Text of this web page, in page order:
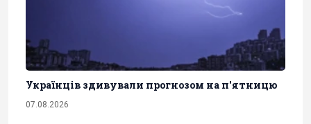
Українців здивували прогнозом на п'ятницю
07.08.2026